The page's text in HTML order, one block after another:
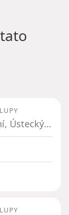
Lobendava - Severní, Ústecký kraj